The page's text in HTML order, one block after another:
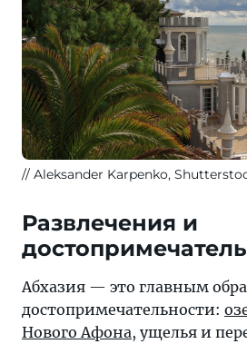
Aleksander Karpenko,
Развлечения и
Абхазия — это главным
достопримечательности:
Нового Афона, ущелья и